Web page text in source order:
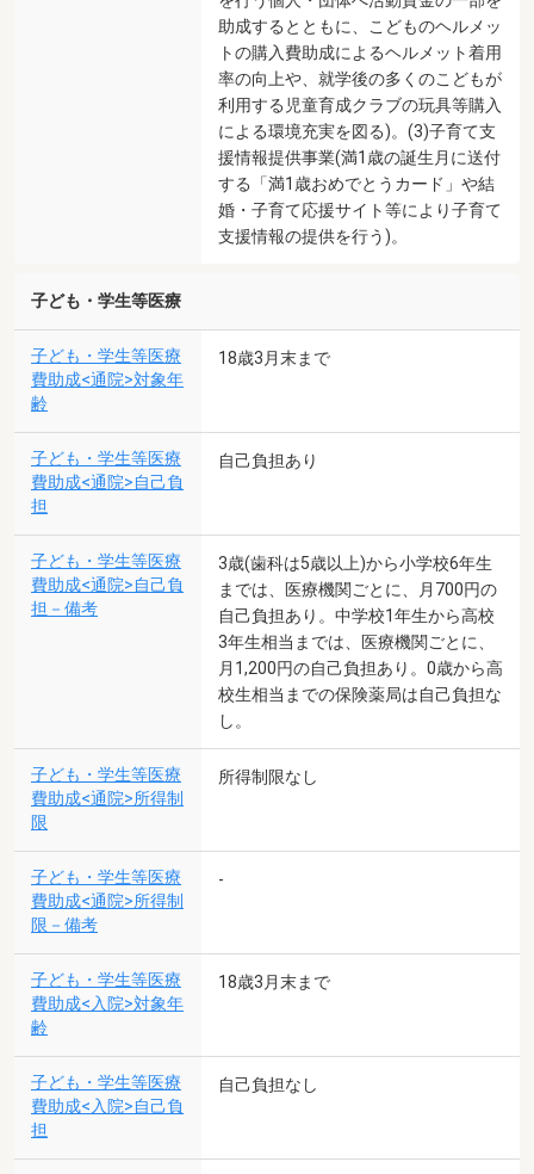
助成するとともに、こどものヘルメッ
トの購入費助成によるヘルメット着用
率の向上や、就学後の多くのこどもが
利用する児童育成クラブの玩具等購入
による環境充実を図る)。(3)子育て支
援情報提供事業(満1歳の誕生月に送付
する「満1歳おめでとうカード」や結
婚・子育て応援サイト等により子育て
支援情報の提供を行う)。
子ども・学生等医療
子ども・学生等医療
費助成<通院>対象年
齢
18歳3月末まで
子ども・学生等医療
費助成<通院>自己負
担
自己負担あり
子ども・学生等医療
費助成<通院>自己負
担－備考
3歳(歯科は5歳以上)から小学校6年生
までは、医療機関ごとに、月700円の
自己負担あり。中学校1年生から高校
3年生相当までは、医療機関ごとに、
月1,200円の自己負担あり。0歳から高
校生相当までの保険薬局は自己負担な
し。
子ども・学生等医療
費助成<通院>所得制
限
所得制限なし
子ども・学生等医療
費助成<通院>所得制
限－備考
-
子ども・学生等医療
費助成<入院>対象年
齢
18歳3月末まで
子ども・学生等医療
費助成<入院>自己負
担
自己負担なし